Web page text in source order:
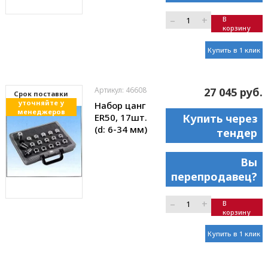
– +
В
корзину
Купить в 1 клик
Cрок поставки
уточняйте у
менеджеров
Артикул: 46608
Набор цанг
ER50, 17шт.
(d: 6-34 мм)
27 045 руб.
Купить через
тендер
Вы
перепродавец?
– +
В
корзину
Купить в 1 клик